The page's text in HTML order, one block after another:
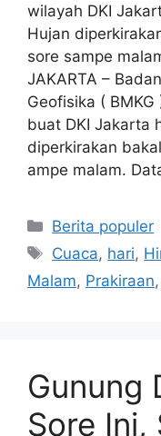
wilayah DKI
Hujan
sore sampe
JAKARTA –
Geofisika (
buat DKI Jakarta
diperkirakan
ampe malam.
Kategori
Berita populer
Tag
Cuaca, hari,
Malam, Prakiraan,
Gunung
Sore Ini,